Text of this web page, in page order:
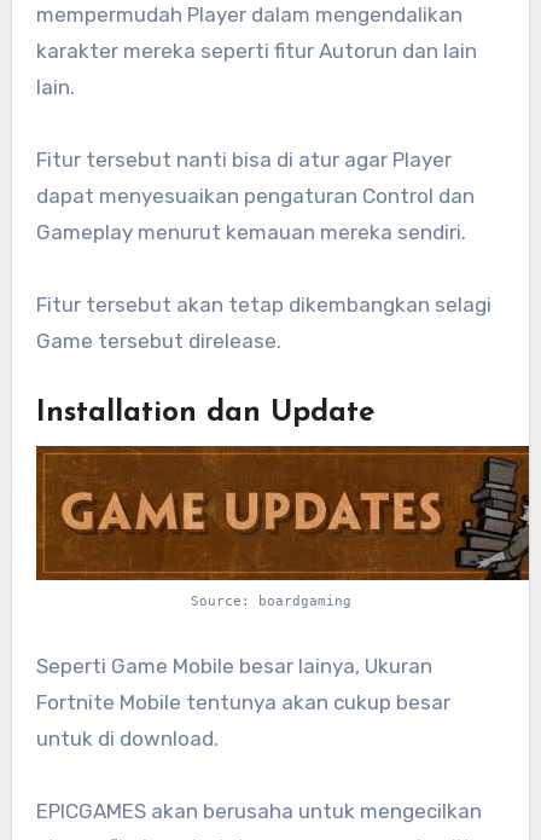
mempermudah Player dalam mengendalikan
karakter mereka seperti fitur Autorun dan lain
lain.
Fitur tersebut nanti bisa di atur agar Player
dapat menyesuaikan pengaturan Control dan
Gameplay menurut kemauan mereka sendiri.
Fitur tersebut akan tetap dikembangkan selagi
Game tersebut direlease.
Installation dan Update
Source: boardgaming
Seperti Game Mobile besar lainya, Ukuran
Fortnite Mobile tentunya akan cukup besar
untuk di download.
EPICGAMES akan berusaha untuk mengecilkan